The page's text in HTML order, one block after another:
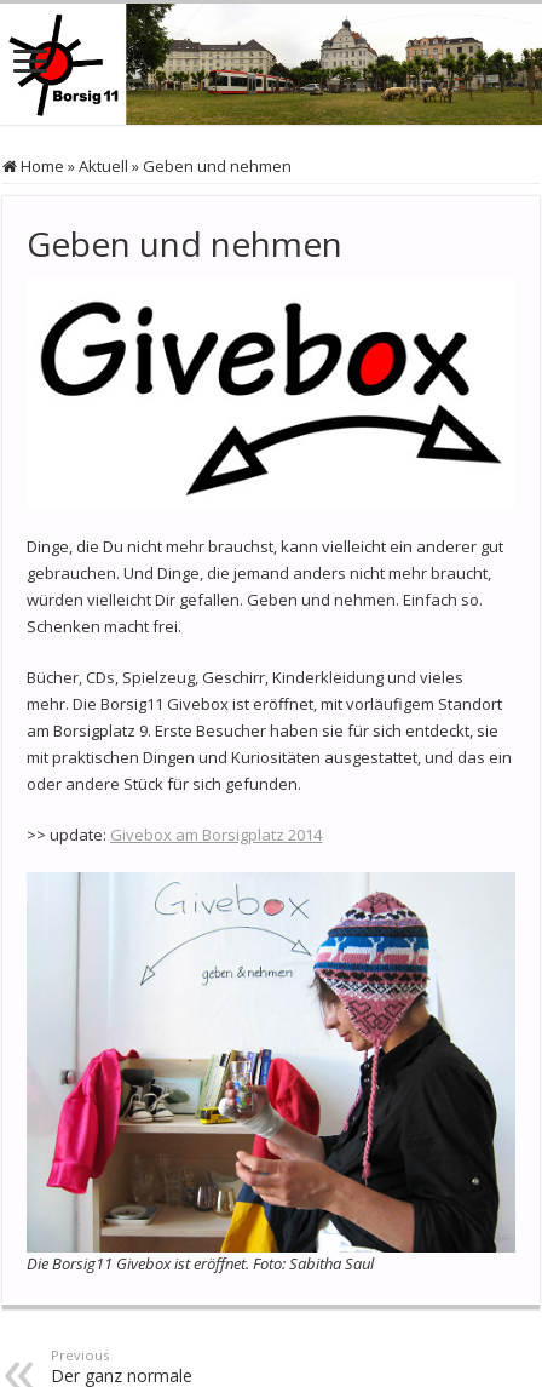
Home »Aktuell »Geben und nehmen
Geben und nehmen
Dinge, die Du nicht mehr brauchst, kann vielleicht ein anderer gut
gebrauchen. Und Dinge, die jemand anders nicht mehr braucht,
würden vielleicht Dir gefallen. Geben und nehmen. Einfach so.
Schenken macht frei.
Bücher, CDs, Spielzeug, Geschirr, Kinderkleidung und vieles
mehr. Die Borsig11 Givebox ist eröffnet, mit vorläufigem Standort
am Borsigplatz 9. Erste Besucher haben sie für sich entdeckt, sie
mit praktischen Dingen und Kuriositäten ausgestattet, und das ein
oder andere Stück für sich gefunden.
>> update: Givebox am Borsigplatz 2014
Die Borsig11 Givebox ist eröffnet. Foto: Sabitha Saul
Previous
Der ganz normale